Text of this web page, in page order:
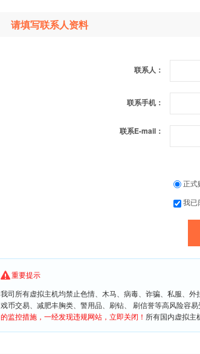
请填写联系人资料
联系人：
联系手机：
联系E-mail：
正式
我已
重要提示
我司所有虚拟主机均禁止色情、木马、病毒、诈骗、私服、
戏币交易、减肥丰胸类、警用品、刷钻、 刷信誉等高风险容
的监控措施，一经发现违规网站，立即关闭！ 所有国内虚拟主